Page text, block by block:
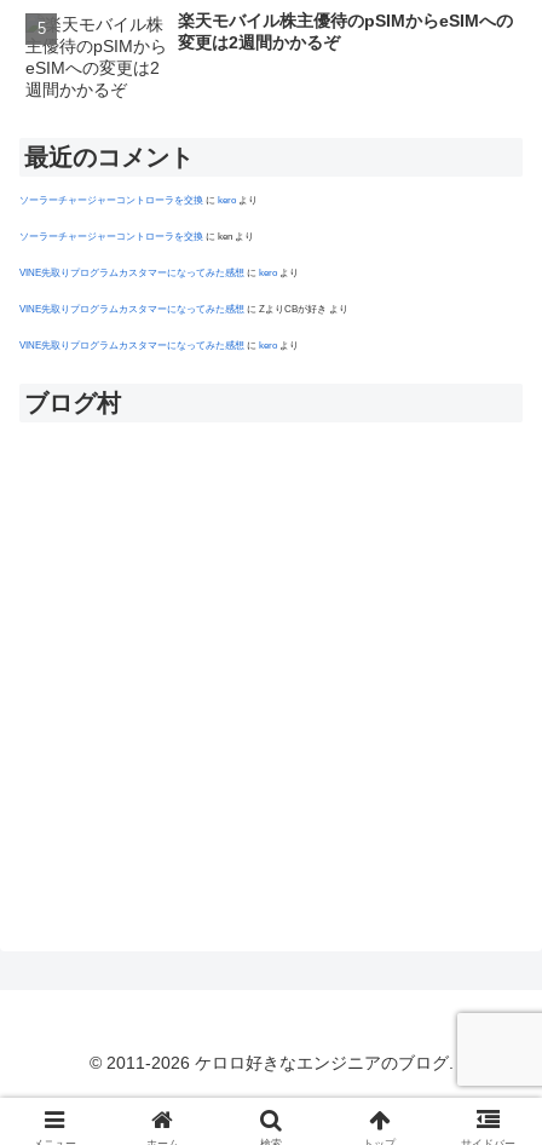
楽天モバイル株主優待のpSIMからeSIMへの
変更は2週間かかるぞ
最近のコメント
ソーラーチャージャーコントローラを交換 に kero より
ソーラーチャージャーコントローラを交換 に ken より
VINE先取りプログラムカスタマーになってみた感想 に kero より
VINE先取りプログラムカスタマーになってみた感想 に ZよりCBが好き より
VINE先取りプログラムカスタマーになってみた感想 に kero より
ブログ村
© 2011-2026 ケロロ好きなエンジニアのブログ.